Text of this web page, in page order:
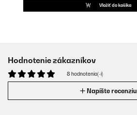
Vložiť do košíka
Hodnotenie zákazníkov
8 hodnotenia(-í)
Napíšte recenziu